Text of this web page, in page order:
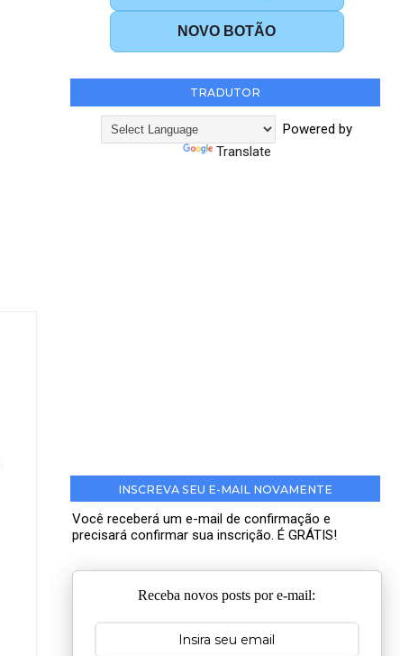
NOVO BOTÃO
TRADUTOR
Powered by
Translate
INSCREVA SEU E-MAIL NOVAMENTE
Você receberá um e-mail de confirmação e
precisará confirmar sua inscrição. É GRÁTIS!
Receba novos posts por e-mail: